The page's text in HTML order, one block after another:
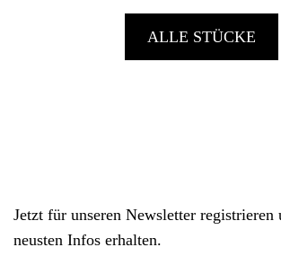
ALLE STÜCKE
Jetzt für unseren Newsletter registrieren
neusten Infos erhalten.